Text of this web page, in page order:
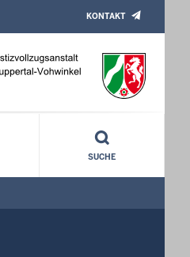
KONTAKT
SUCHE